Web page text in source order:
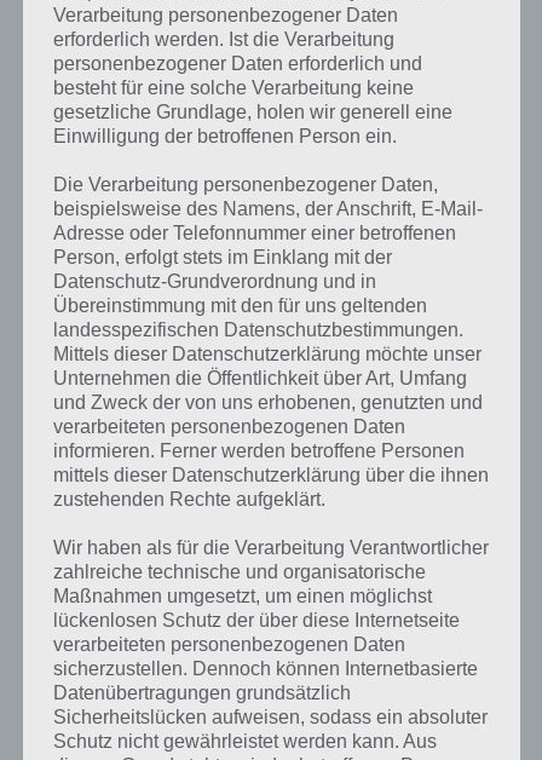
Kurze Begriffserklärung zur Lösung
Schach
Schach ist die Lösung für das tägliche Rätsel am 8.9.2019 in 4 Bilder 1
Wort, doch welche Bedeutung hat dieses eigentlich und was gibt es
dazu zu wissen? Passt das Wort auch zu Chile? Zu bestimmten
Lösungen präsentieren wir daher auch immer eine kurze
Begriffserklärung!
Verarbeitung personenbezogener Daten
erforderlich werden. Ist die Verarbeitung
personenbezogener Daten erforderlich und
besteht für eine solche Verarbeitung keine
gesetzliche Grundlage, holen wir generell eine
Einwilligung der betroffenen Person ein.
Die Verarbeitung personenbezogener Daten,
beispielsweise des Namens, der Anschrift, E-Mail-
Adresse oder Telefonnummer einer betroffenen
Person, erfolgt stets im Einklang mit der
Datenschutz-Grundverordnung und in
Übereinstimmung mit den für uns geltenden
landesspezifischen Datenschutzbestimmungen.
Mittels dieser Datenschutzerklärung möchte unser
Unternehmen die Öffentlichkeit über Art, Umfang
und Zweck der von uns erhobenen, genutzten und
verarbeiteten personenbezogenen Daten
informieren. Ferner werden betroffene Personen
mittels dieser Datenschutzerklärung über die ihnen
zustehenden Rechte aufgeklärt.
Wir haben als für die Verarbeitung Verantwortlicher
zahlreiche technische und organisatorische
Maßnahmen umgesetzt, um einen möglichst
lückenlosen Schutz der über diese Internetseite
verarbeiteten personenbezogenen Daten
sicherzustellen. Dennoch können Internetbasierte
Datenübertragungen grundsätzlich
Sicherheitslücken aufweisen, sodass ein absoluter
Schutz nicht gewährleistet werden kann. Aus